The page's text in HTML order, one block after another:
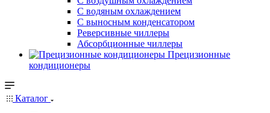
С водяным охлаждением
С выносным конденсатором
Реверсивные чиллеры
Абсорбционные чиллеры
Прецизионные
кондиционеры
Каталог